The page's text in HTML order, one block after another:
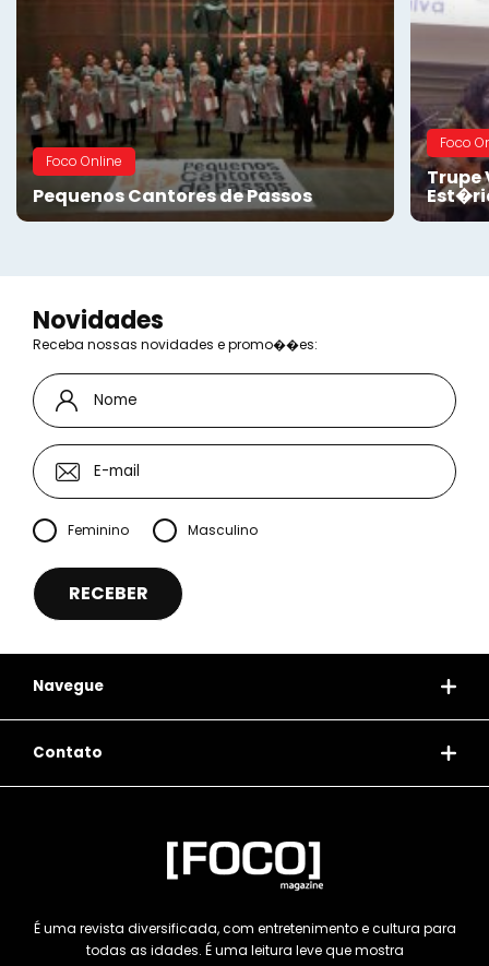
Foco Online
Pequenos Cantores de Passos
Foco
Trupe
Novidades
Receba nossas novidades e promo��es:
Feminino Masculino
Navegue
Contato
É uma revista diversificada, com entretenimento e cultura para
todas as idades. É uma leitura leve que mostra